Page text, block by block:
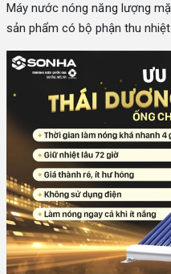
Máy nước nóng năng lượng
sản phẩm có bộ phận thu